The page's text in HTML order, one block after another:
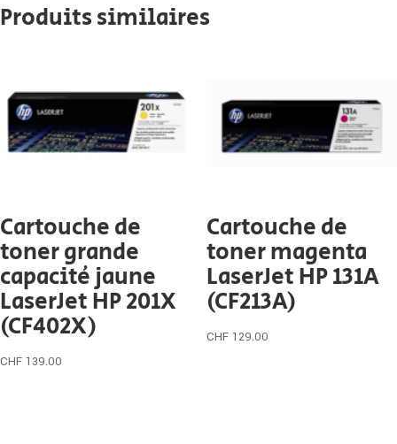
Produits similaires
Cartouche de
toner grande
capacité jaune
LaserJet HP 201X
(CF402X)
CHF 139.00
Cartouche de
toner magenta
LaserJet HP 131A
(CF213A)
CHF 129.00